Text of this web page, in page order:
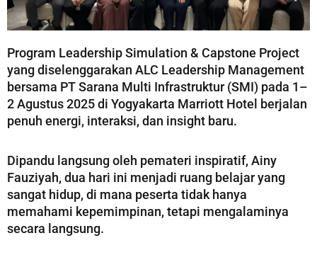
Program Leadership Simulation & Capstone Project
yang diselenggarakan ALC Leadership Management
bersama PT Sarana Multi Infrastruktur (SMI) pada 1–
2 Agustus 2025 di Yogyakarta Marriott Hotel berjalan
penuh energi, interaksi, dan insight baru.
Dipandu langsung oleh pemateri inspiratif, Ainy
Fauziyah, dua hari ini menjadi ruang belajar yang
sangat hidup, di mana peserta tidak hanya
memahami kepemimpinan, tetapi mengalaminya
secara langsung.